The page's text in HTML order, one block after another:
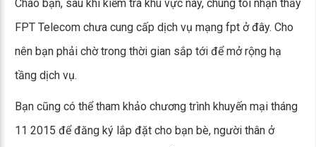
Chào bạn, sau khi kiểm tra khu vực này, chúng tôi nhận thấy
FPT Telecom chưa cung cấp dịch vụ mạng fpt ở đây. Cho
nên bạn phải chờ trong thời gian sắp tới để mở rộng hạ
tầng dịch vụ.
Bạn cũng có thể tham khảo chương trình khuyến mại tháng
11 2015 để đăng ký lắp đặt cho bạn bè, người thân ở